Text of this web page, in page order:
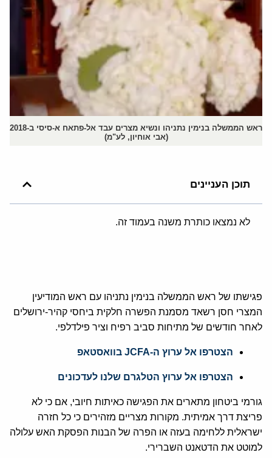
ראש הממשלה בנימין נתניהו ונשיא מצרים עבד אל-פתאח א-סיסי ב-2018
(אבי אוחיון, לע"מ)
תוכן העניינים
לא נמצאו כותרת משנה בעמוד זה.
פגישתו של ראש הממשלה בנימין נתניהו עם ראש המודיעין
המצרי חסן רשאד מסמנת הפשרה חלקית ביחסי קהיר-ירושלים
לאחר חודשים של מתיחות סביב רפיח וציר פילדלפי.
הצטרפו אל ערוץ ה-JCFA בוואסטאפ
הצטרפו אל ערוץ הטלגרם שלנו לעדכונים
גורמי ביטחון מתארים את הפגישה כאיתות חיובי, אם כי לא
פריצת דרך אמיתית. מקורות מצריים מזהירים כי כל חזרה
ישראלית ללחימה בעזה או הפרה של הבנות הפסקת האש עלולה
למוטט את הדטאנט השברירי.